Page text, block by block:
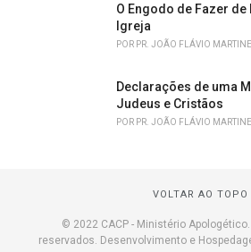
O Engodo de Fazer
Igreja
POR PR. JOÃO FLÁVIO
Declarações de uma
Judeus e Cristãos
POR PR. JOÃO FLÁVIO
VOLTAR AO TOPO
© 2022 CACP - Ministério
reservados. Desenvolvimento e